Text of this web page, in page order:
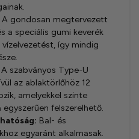
A gondosan megtervezett
a speciális gumi keverék
így mindig
A szabványos Type-U
az ablaktörlőhöz 12
amelyekkel szinte
felszerelhető.
Bal- és
egyaránt alkalmasak.